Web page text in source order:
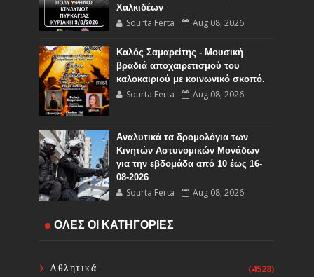
Χαλκιδέων
Sourta Ferta Aug 08, 2026
Καλός Σαμαρείτης - Μουσική
βραδιά αποχαιρετισμού του
καλοκαιριού με κοινωνικό σκοπό.
Sourta Ferta Aug 08, 2026
Αναλυτικά τα δρομολόγια των
Κινητών Αστυνομικών Μονάδων
για την εβδομάδα από 10 έως 16-
08-2026
Sourta Ferta Aug 08, 2026
Ο Εορτασμός της Μεταμορφώσεως
ΟΛΕΣ ΟΙ ΚΑΤΗΓΟΡΙΕΣ
Αθλητικά (4528)